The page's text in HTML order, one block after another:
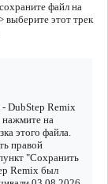
файл на
выберите этот трек
DubStep Remix
нажмите на
этого файла.
правой
"Сохранить
Remix был